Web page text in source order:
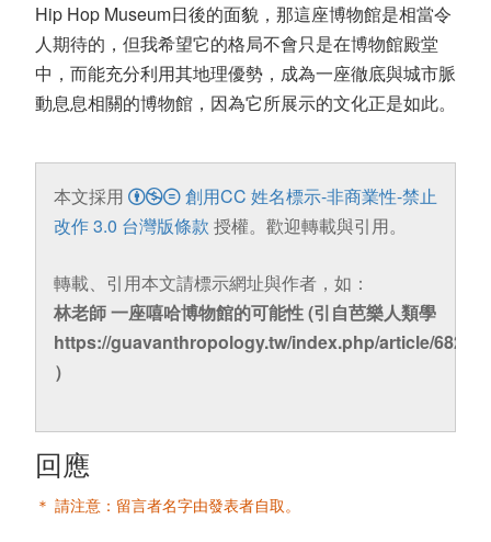
Hip Hop Museum日後的面貌，那這座博物館是相當令
人期待的，但我希望它的格局不會只是在博物館殿堂
中，而能充分利用其地理優勢，成為一座徹底與城市脈
動息息相關的博物館，因為它所展示的文化正是如此。
本文採用
創用CC 姓名標示-非商業性-禁止
改作 3.0 台灣版條款 授權。歡迎轉載與引用。
轉載、引用本文請標示網址與作者，如：
林老師 一座嘻哈博物館的可能性 (引自芭樂人類學
https://guavanthropology.tw/index.php/article/6826
）
回應
＊ 請注意：留言者名字由發表者自取。